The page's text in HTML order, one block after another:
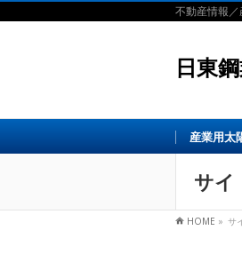
不動産情報
日東
産業用太
サイ
HOME » サ